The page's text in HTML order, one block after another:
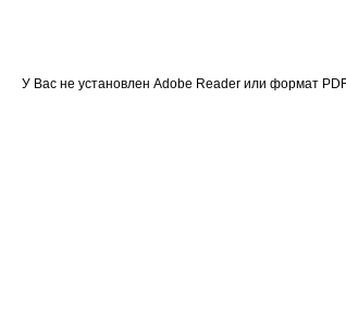
У Вас не установлен Adobe Reader или формат